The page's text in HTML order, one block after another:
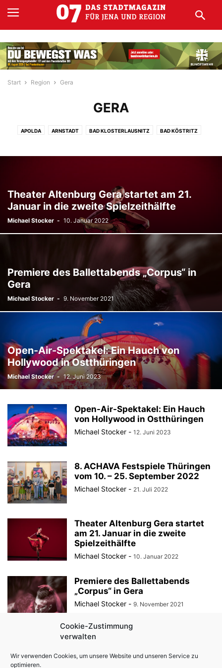
Cookie-Zustimmung
verwalten
Wir verwenden Cookies, um unsere Website und unseren Service zu
optimieren.
Start Region Gera
GERA
APOLDA ARNSTADT BAD KLOSTERLAUSNITZ BAD KÖSTRITZ
MEININGEN RONNEBURG RUDOLSTADT SÖMMERDA STADTRODA
Theater Altenburg Gera startet am 21.
Januar in die zweite Spielzeithälfte
Michael Stocker - 10. Januar 2022
Premiere des Ballettabends „Corpus“ in
Gera
Michael Stocker - 9. November 2021
Open-Air-Spektakel: Ein Hauch von
Hollywood in Ostthüringen
Michael Stocker - 12. Juni 2023
Open-Air-Spektakel: Ein Hauch
von Hollywood in Ostthüringen
Michael Stocker - 12. Juni 2023
8. ACHAVA Festspiele Thüringen
vom 10. – 25. September 2022
Michael Stocker - 21. Juli 2022
Theater Altenburg Gera startet
am 21. Januar in die zweite
Spielzeithälfte
Michael Stocker - 10. Januar 2022
Premiere des Ballettabends
„Corpus“ in Gera
Michael Stocker - 9. November 2021
Ausschreibung für den
SPATZ 2022“ gestartet!